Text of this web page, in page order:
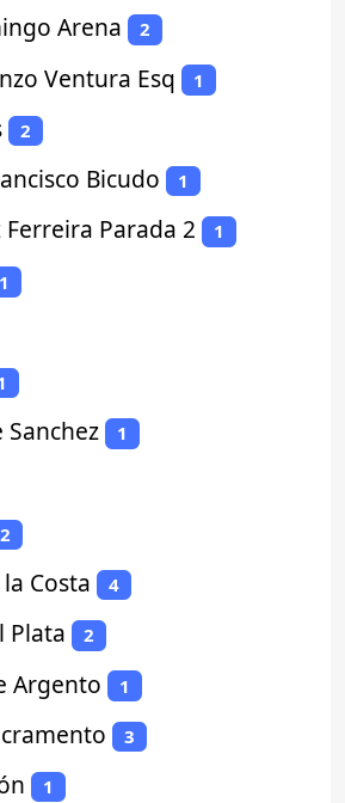
Arena 2
Ventura Esq 1
2
Bicudo 1
Ferreira Parada 2 1
1
Sanchez 1
2
Costa 4
Plata 2
Argento 1
3
1